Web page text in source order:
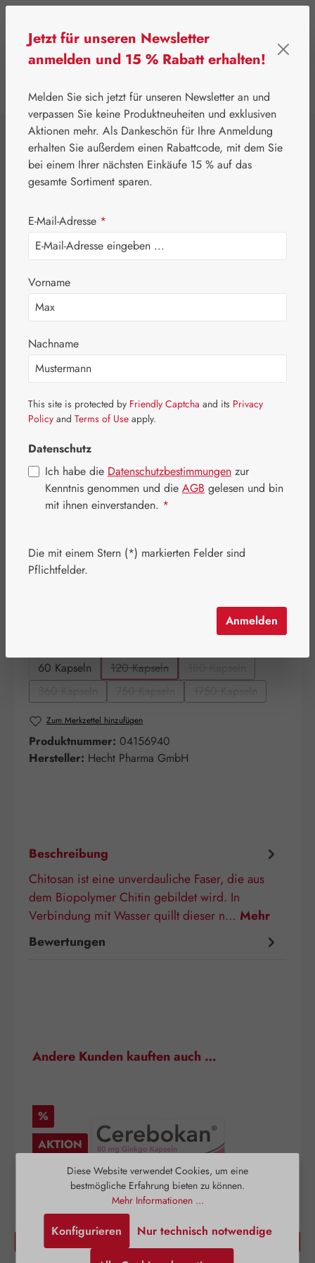
⌂ Eigenprodukte Nährstoffe
Chitosan Kapseln
Bildergalerie überspringen
Regulärer Preis:
35,10 €
60 Kapseln 120 Kapseln
(Diese Option ist zurzeit nicht verfügbar.)
(Diese Option ist
(Diese Option ist zurzeit nicht verfügbar.)
(Diese Option ist zurzeit nicht verfügbar.)
(Diese Option ist
Zum Merkzettel hinzufügen
Produktnummer: 04156940
Hersteller: Hecht Pharma GmbH
Beschreibung
Chitosan ist eine unverdauliche Faser, die aus
dem Biopolymer Chitin gebildet wird. In
Verbindung mit Wasser quillt dieser n… Mehr
Bewertungen
Produktgalerie überspringen
Andere Kunden kauften auch …
Rabatt
%
AKTION
Cerebokan® Kapseln
Diese Website verwendet Cookies, um eine
bestmögliche Erfahrung bieten zu können.
Mehr Informationen ...
Nur technisch notwendige
Konfigurieren
Jetzt für unseren Newsletter
anmelden und 15 % Rabatt erhalten!
Melden Sie sich jetzt für unseren Newsletter an und
verpassen Sie keine Produktneuheiten und exklusiven
Aktionen mehr. Als Dankeschön für Ihre Anmeldung
erhalten Sie außerdem einen Rabattcode, mit dem Sie
bei einem Ihrer nächsten Einkäufe 15 % auf das
gesamte Sortiment sparen.
E-Mail-Adresse *
Vorname
Nachname
This site is protected by Friendly Captcha and its Privacy
Policy and Terms of Use apply.
Datenschutz
Ich habe die Datenschutzbestimmungen zur
Kenntnis genommen und die AGB gelesen und bin
mit ihnen einverstanden. *
Die mit einem Stern (*) markierten Felder sind
Pflichtfelder.
Anmelden